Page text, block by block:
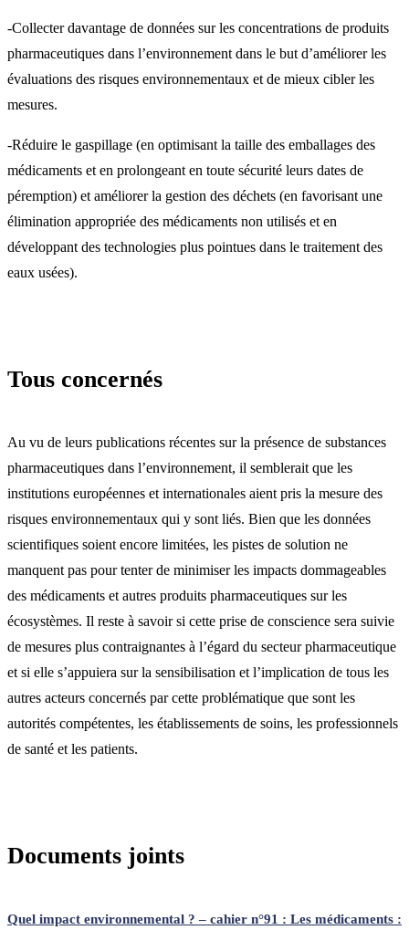
-Collecter davantage de données sur les concentrations de produits
pharmaceutiques dans l’environnement dans le but d’améliorer les
évaluations des risques environnementaux et de mieux cibler les
mesures.
-Réduire le gaspillage (en optimisant la taille des emballages des
médicaments et en prolongeant en toute sécurité leurs dates de
péremption) et améliorer la gestion des déchets (en favorisant une
élimination appropriée des médicaments non utilisés et en
développant des technologies plus pointues dans le traitement des
eaux usées).
Tous concernés
Au vu de leurs publications récentes sur la présence de substances
pharmaceutiques dans l’environnement, il semblerait que les
institutions européennes et internationales aient pris la mesure des
risques environnementaux qui y sont liés. Bien que les données
scientifiques soient encore limitées, les pistes de solution ne
manquent pas pour tenter de minimiser les impacts dommageables
des médicaments et autres produits pharmaceutiques sur les
écosystèmes. Il reste à savoir si cette prise de conscience sera suivie
de mesures plus contraignantes à l’égard du secteur pharmaceutique
et si elle s’appuiera sur la sensibilisation et l’implication de tous les
autres acteurs concernés par cette problématique que sont les
autorités compétentes, les établissements de soins, les professionnels
de santé et les patients.
Documents joints
Quel impact environnemental ? – cahier n°91 : Les médicaments :